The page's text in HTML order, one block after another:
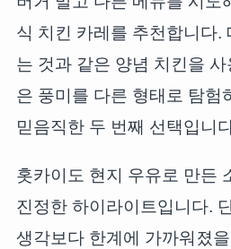
식 치킨 카레를 추천합니다.
는 것과 같은 양념 치킨을
은 풍미를 다른 형태로 탐험
믿음직한 두 번째 선택입니
홋카이도 현지 우유로 만든
진정한 하이라이트입니다.
생각보다 한계에 가까워졌